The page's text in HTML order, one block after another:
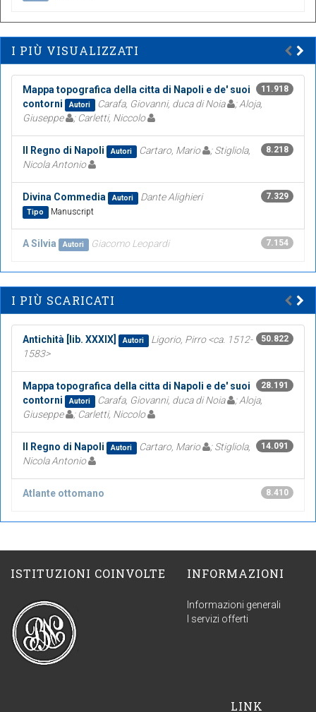
I PIÙ VISUALIZZATI
11.918
Mappa topografica della citta di Napoli e de' suoi
contorni
Autori Carafa, Giovanni, duca di Noia
; Aloja,
Giuseppe
; Carletti, Niccolo
8.218
Il Regno di Napoli Autori Cartaro, Mario
; Stigliola,
Nicola Antonio
7.329
Divina Commedia Autori Dante Alighieri
Tipo Manuscript
7.154
A Silvia Autori Giacomo Leopardi
I PIÙ SCARICATI
50.822
Antichità [lib. XXXIX] Autori
Ligorio, Pirro <ca. 1512-
1583>
28.191
Mappa topografica della citta di Napoli e de' suoi
contorni
Autori Carafa, Giovanni, duca di Noia
; Aloja,
Giuseppe
; Carletti, Niccolo
14.091
Il Regno di Napoli Autori Cartaro, Mario
; Stigliola,
Nicola Antonio
8.410
Atlante ottomano
ISTITUZIONI COINVOLTE INFORMAZIONI
Informazioni generali
I servizi offerti
LINK